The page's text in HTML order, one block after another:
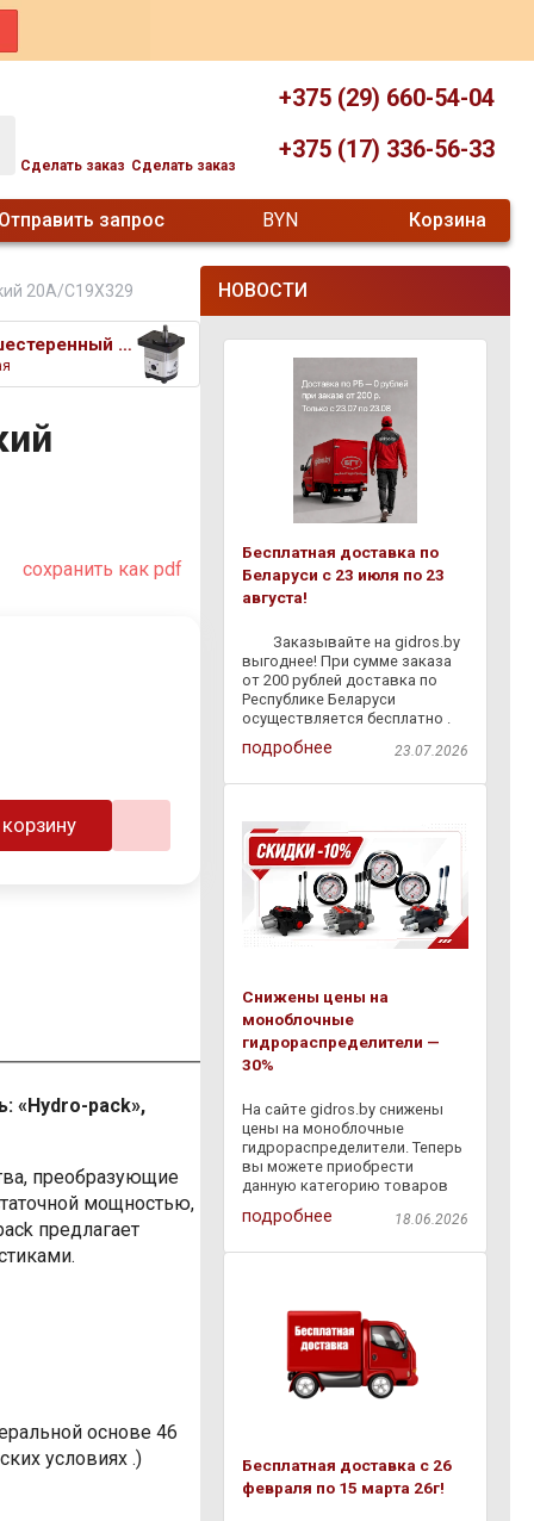
Сделать заказ Сделать заказ
+375 (29) 660-54-04
+375 (17) 336-56-33
Отправить запрос BYN Корзина
20A/C19X329
Насос шестеренный гидравлическ
сохранить как pdf
«Hydro-pack»,
преобразующие
мощностью,
предлагает
основе 46
условиях .)
НОВОСТИ
Бесплатная доставка по
Беларуси с 23 июля по 23
августа!
⠀ ⠀ Заказывайте на gidros.by
выгоднее! При сумме заказа
от 200 рублей доставка по
Республике Беларуси
осуществляется бесплатно .
Мы быстро доставим
гидравлическое
лишних затрат и
подробнее 23.07.2026
Снижены цены на
моноблочные
гидрораспределители —
30%
На сайте gidros.by снижены
цены на моноблочные
гидрораспределители. Теперь
вы можете приобрести
данную категорию товаров
со скидкой - 30% . Также с
18.06.2026 по 06.07.2026
подробнее 18.06.2026
Бесплатная доставка с 26
февраля по 15 марта 26г!